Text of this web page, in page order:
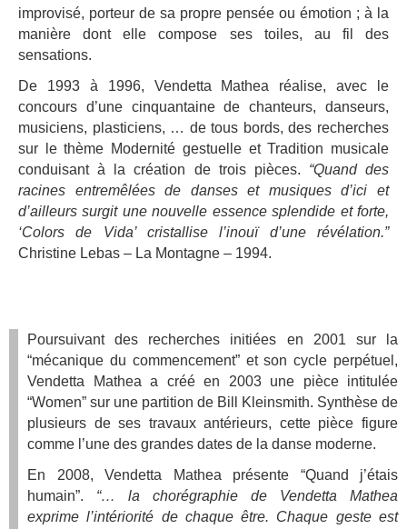
improvisé, porteur de sa propre pensée ou émotion ; à la
manière dont elle compose ses toiles, au fil des
sensations.
De 1993 à 1996, Vendetta Mathea réalise, avec le
concours d’une cinquantaine de chanteurs, danseurs,
musiciens, plasticiens, … de tous bords, des recherches
sur le thème Modernité gestuelle et Tradition musicale
conduisant à la création de trois pièces. “Quand des
racines entremêlées de danses et musiques d’ici et
d’ailleurs surgit une nouvelle essence splendide et forte,
‘Colors de Vida’ cristallise l’inouï d’une révélation.”
Christine Lebas – La Montagne – 1994.
Poursuivant des recherches initiées en 2001 sur la
“mécanique du commencement” et son cycle perpétuel,
Vendetta Mathea a créé en 2003 une pièce intitulée
“Women” sur une partition de Bill Kleinsmith. Synthèse de
plusieurs de ses travaux antérieurs, cette pièce figure
comme l’une des grandes dates de la danse moderne.
En 2008, Vendetta Mathea présente “Quand j’étais
humain”. “… la chorégraphie de Vendetta Mathea
exprime l’intériorité de chaque être. Chaque geste est